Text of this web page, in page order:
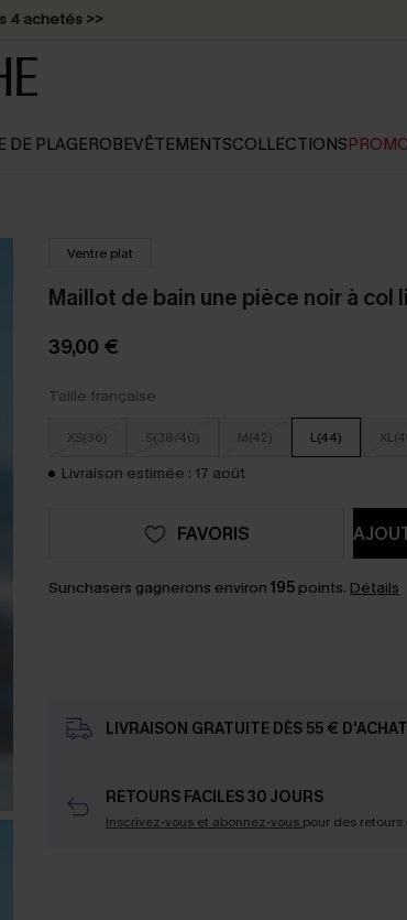
>>
DE PLAGEROBEVÊTEMENTSCOLLECTIONS
Ventre plat
Maillot de bain une pièce noir à col
39,00 €
Taille française
XS(36) S(38/40) M(42) L(44)
Livraison estimée : 17 août
FAVORIS
Sunchasers gagnerons environ 195points. Détails
LIVRAISON GRATUITE DÈS 55 € D'ACHAT
RETOURS FACILES 30 JOURS
Inscrivez-vous et abonnez-vous pour des retours